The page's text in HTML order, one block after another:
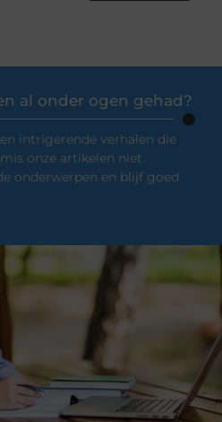
al onder ogen gehad?
intrigerende verhalen die
onze artikelen niet.
onderwerpen en blijf goed